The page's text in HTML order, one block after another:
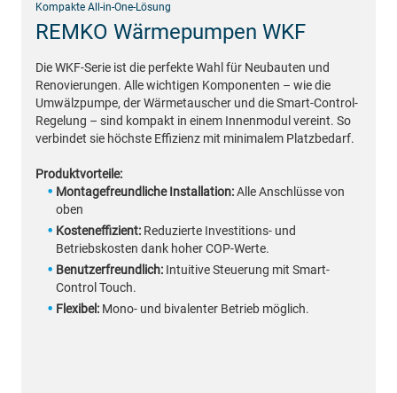
Kompakte All-in-One-Lösung
REMKO Wärmepumpen WKF
Die WKF-Serie ist die perfekte Wahl für Neubauten und
Renovierungen. Alle wichtigen Komponenten – wie die
Umwälzpumpe, der Wärmetauscher und die Smart-Control-
Regelung – sind kompakt in einem Innenmodul vereint. So
verbindet sie höchste Effizienz mit minimalem Platzbedarf.
Produktvorteile:
Montagefreundliche Installation:Alle Anschlüsse von
oben
Kosteneffizient: Reduzierte Investitions- und
Betriebskosten dank hoher COP-Werte.
Benutzerfreundlich: Intuitive Steuerung mit Smart-
Control Touch.
Flexibel: Mono- und bivalenter Betrieb möglich.